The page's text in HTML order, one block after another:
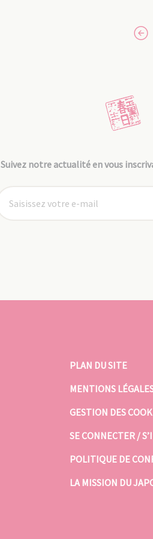
Suivez notre actualité en vous
PLAN DU SITE
MENTIONS
GESTION DES
SE CONNECTER /
POLITIQUE DE
LA MISSION DU